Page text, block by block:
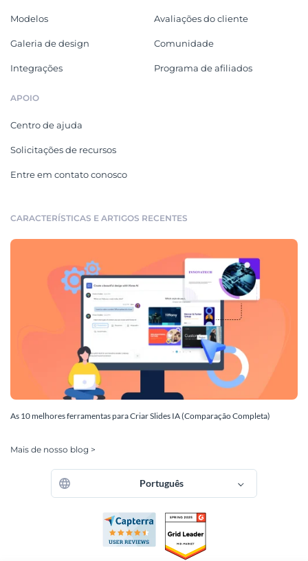
Modelos
Galeria de design
Integrações
Avaliações do cliente
Comunidade
Programa de afiliados
APOIO
Centro de ajuda
Solicitações de recursos
Entre em contato conosco
CARACTERÍSTICAS E ARTIGOS RECENTES
As 10 melhores ferramentas para Criar Slides IA (Comparação Completa)
Mais de nosso blog >
Português